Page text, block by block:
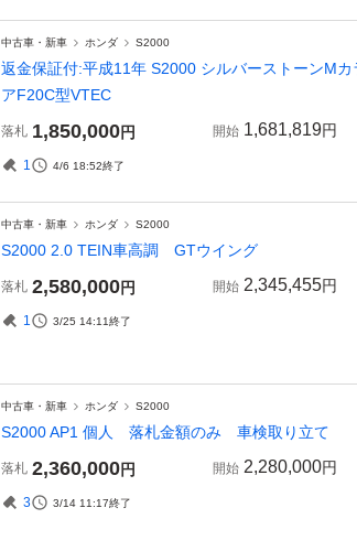
中古車・新車 ホンダ S2000
返金保証付:平成11年 S2000 シルバーストーンM
アF20C型VTEC
落札 1,850,000円 開始 1,681,819円
1 4/6 18:52終了
中古車・新車 ホンダ S2000
S2000 2.0 TEIN車高調 GTウイング
落札 2,580,000円 開始 2,345,455円
1 3/25 14:11終了
中古車・新車 ホンダ S2000
S2000 AP1 個人 落札金額のみ 車検取り立て
落札 2,360,000円 開始 2,280,000円
3 3/14 11:17終了